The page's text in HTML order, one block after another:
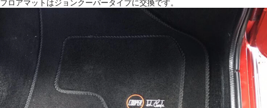
フロアマットはジョンクーパータイプに交換です。